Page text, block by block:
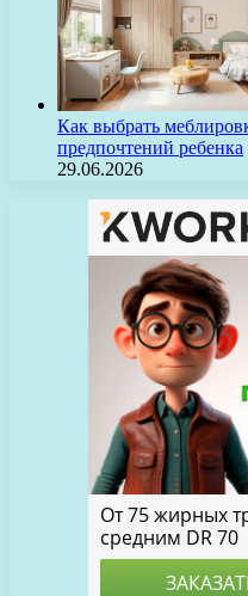
Как выбрать
предпочтений ребенка
29.06.2026